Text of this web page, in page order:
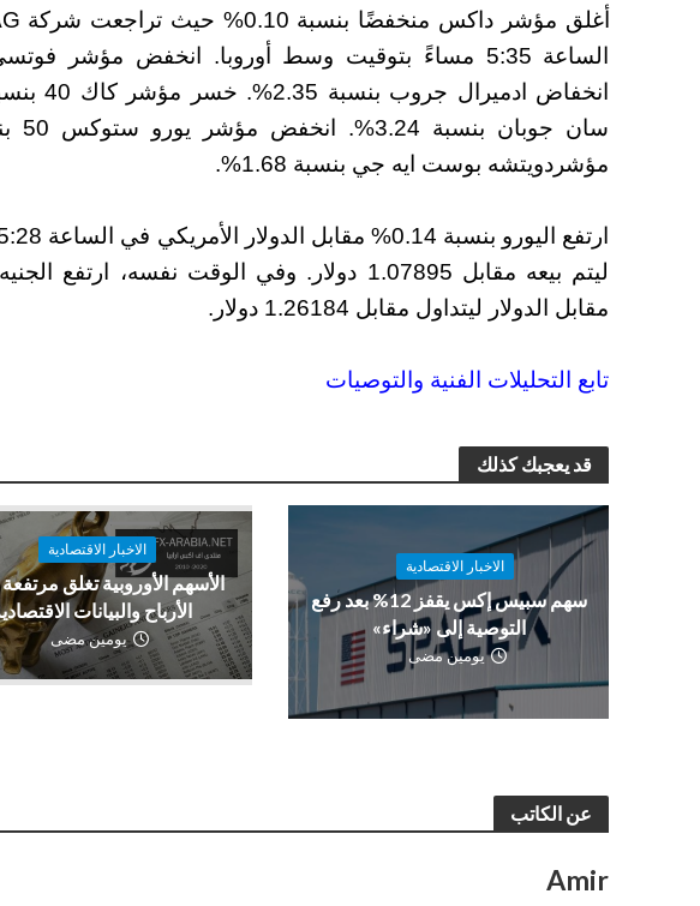
مؤشردويتشه بوست ايه جي بنسبة 1.68%.
مقابل الدولار ليتداول مقابل 1.26184 دولار.
تابع التحليلات الفنية والتوصيات
قد يعجبك كذلك
الاخبار الاقتصادية
سهم سبيس إكس يقفز 12% بعد رفع
التوصية إلى «شراء»
يومين مضى
الاخبار الاقتصادية
الأسهم الأوروبية تغلق
الأرباح والبيانات
يومين مضى
عن الكاتب
Amir